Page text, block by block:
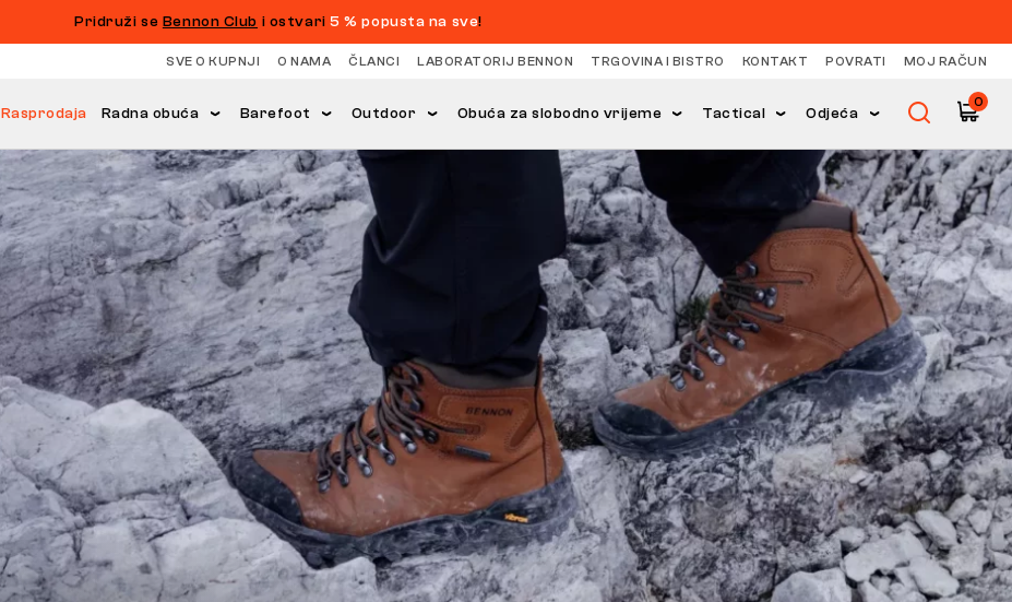
Pridruži se Bennon Club i ostvari5 % popusta na sve!
SVE O KUPNJI O NAMA ČLANCI LABORATORIJ BENNON TRGOVINA I BISTRO KONTAKT POVRATI MOJ RAČUN
Rasprodaja Radna obuća Barefoot Outdoor Obuća za slobodno vrijeme Tactical Odjeća
0